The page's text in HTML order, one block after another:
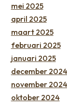
mei 2025
april 2025
maart 2025
februari 2025
januari 2025
december 2024
november 2024
oktober 2024